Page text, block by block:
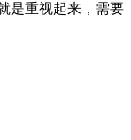
是重视起来，需要